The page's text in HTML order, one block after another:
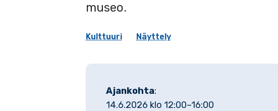
museo.
Kulttuuri Näyttely
Ajankohta:
14.6.2026 klo 12:00–16:00